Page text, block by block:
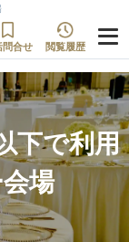
問合せ 閲覧履歴
下で利用
場